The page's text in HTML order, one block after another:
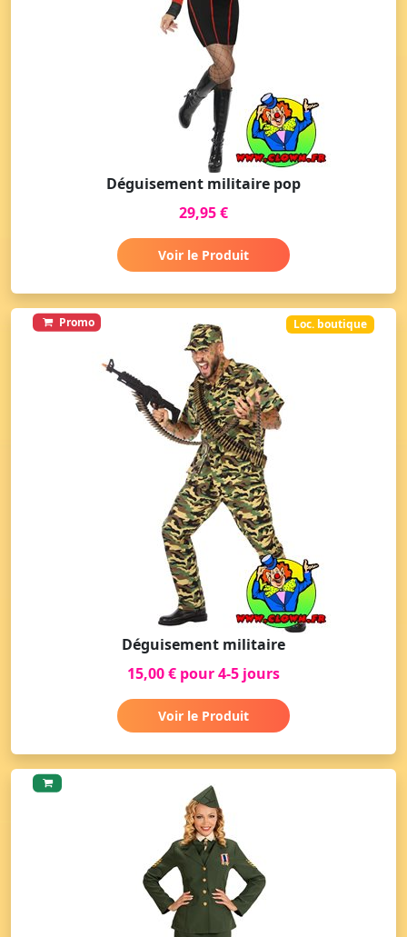
Déguisement militaire pop
29,95 €
Voir le Produit
Promo Loc. boutique
Déguisement militaire
15,00 € pour 4-5 jours
Voir le Produit